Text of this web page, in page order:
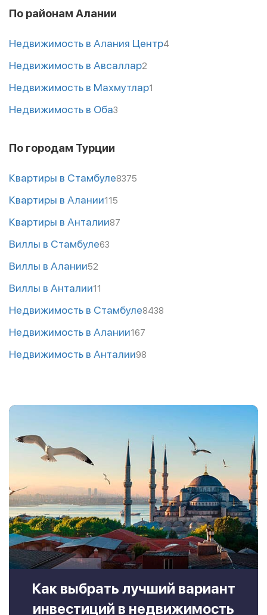
По районам Алании
Недвижимость в Алания Центр4
Недвижимость в Авсаллар2
Недвижимость в Махмутлар1
Недвижимость в Оба3
По городам Турции
Квартиры в Стамбуле8375
Квартиры в Алании115
Квартиры в Анталии87
Виллы в Стамбуле63
Виллы в Алании52
Виллы в Анталии11
Недвижимость в Стамбуле8438
Недвижимость в Алании167
Недвижимость в Анталии98
Как выбрать лучший вариант
инвестиций в недвижимость